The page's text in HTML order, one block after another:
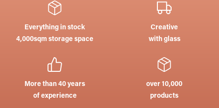
Everything in stock
4,000sqm storage space
Creative
with glass
More than 40 years
of experience
over 10,000
products